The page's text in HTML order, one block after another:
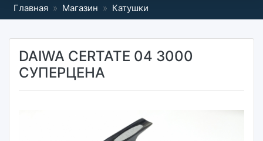
Главная » Магазин » Катушки
DAIWA CERTATE 04 3000
СУПЕРЦЕНА